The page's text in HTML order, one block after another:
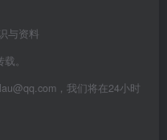
与资料
。
，我们将在24小时